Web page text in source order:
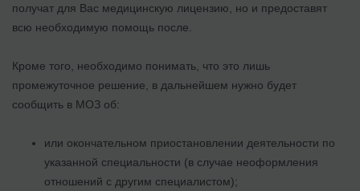
получат для Вас медицинскую лицензию, но и предоставят
всю необходимую помощь после.
Кроме того, необходимо понимать, что это лишь
промежуточное решение, в дальнейшем нужно будет
сообщить в МОЗ об:
или окончательном приостановлении деятельности по
указанной специальности (в случае неоформления
отношений с другим специалистом);